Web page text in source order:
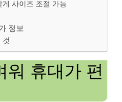
사이즈 조절 가능
정보
것
워 휴대가 편